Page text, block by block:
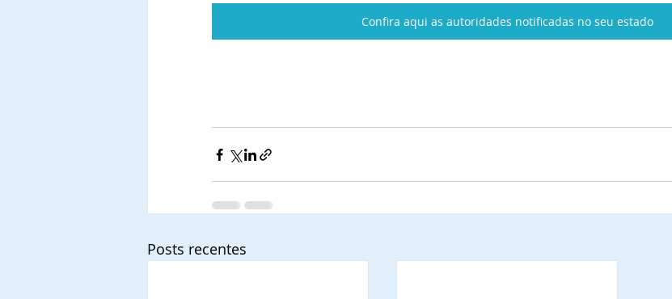
Confira aqui as autoridades notificadas no seu estado
Posts recentes